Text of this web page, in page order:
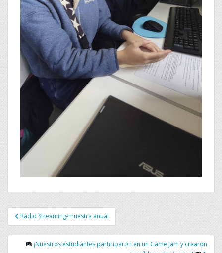
Navegación
de
entradas
Radio Streaming-muestra anual
¡Nuestros estudiantes participaron en un Game Jam y crearon